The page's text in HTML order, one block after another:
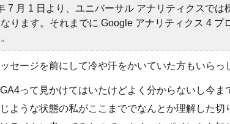
7 月 1 日より、ユニバーサル アナリティクスで
ります。それまでに Google アナリティクス 4 プ
セージを前にして冷や汗をかいていた方もいらっ
って見かけてはいたけどよく分からないし今
ような状態の私がここまででなんとか理解した切